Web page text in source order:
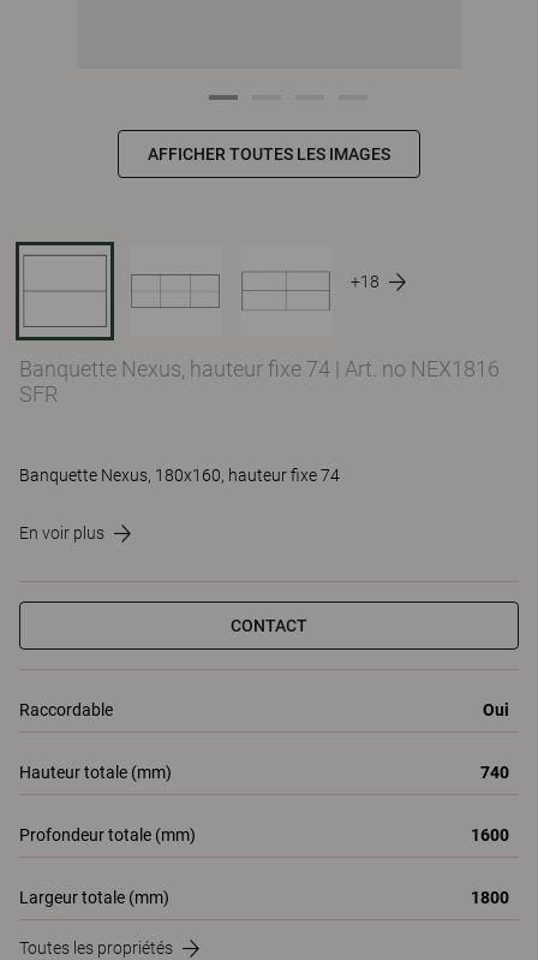
AFFICHER TOUTES LES IMAGES
+18
Banquette Nexus, hauteur fixe 74 | Art. no NEX1816
SFR
Banquette Nexus, 180x160, hauteur fixe 74
En voir plus
CONTACT
Raccordable Oui
Hauteur totale (mm) 740
Profondeur totale (mm) 1600
Largeur totale (mm) 1800
Toutes les propriétés